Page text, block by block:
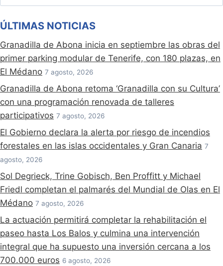
ÚLTIMAS NOTICIAS
Granadilla de Abona inicia en septiembre las obras del
primer parking modular de Tenerife, con 180 plazas, en
El Médano 7 agosto, 2026
Granadilla de Abona retoma ‘Granadilla con su Cultura’
con una programación renovada de talleres
participativos 7 agosto, 2026
El Gobierno declara la alerta por riesgo de incendios
forestales en las islas occidentales y Gran Canaria 7
agosto, 2026
Sol Degrieck, Trine Gobisch, Ben Proffitt y Michael
Friedl completan el palmarés del Mundial de Olas en El
Médano 7 agosto, 2026
La actuación permitirá completar la rehabilitación el
paseo hasta Los Balos y culmina una intervención
integral que ha supuesto una inversión cercana a los
700.000 euros 6 agosto, 2026